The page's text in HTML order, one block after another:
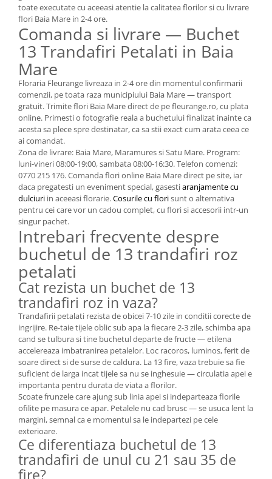
toate executate cu aceeasi atentie la calitatea florilor si cu livrare
flori Baia Mare in 2-4 ore.
Comanda si livrare — Buchet
13 Trandafiri Petalati in Baia
Mare
Floraria Fleurange livreaza in 2-4 ore din momentul confirmarii
comenzii, pe toata raza municipiului Baia Mare — transport
gratuit. Trimite flori Baia Mare direct de pe fleurange.ro, cu plata
online. Primesti o fotografie reala a buchetului finalizat inainte ca
acesta sa plece spre destinatar, ca sa stii exact cum arata ceea ce
ai comandat.
Zona de livrare: Baia Mare, Maramures si Satu Mare. Program:
luni-vineri 08:00-19:00, sambata 08:00-16:30. Telefon comenzi:
0770 215 176. Comanda flori online Baia Mare direct pe site, iar
daca pregatesti un eveniment special, gasestiaranjamente cu
dulciuri in aceeasi florarie.Cosurile cu florisunt o alternativa
pentru cei care vor un cadou complet, cu flori si accesorii intr-un
singur pachet.
Intrebari frecvente despre
buchetul de 13 trandafiri roz
petalati
Cat rezista un buchet de 13
trandafiri roz in vaza?
Trandafirii petalati rezista de obicei 7-10 zile in conditii corecte de
ingrijire. Re-taie tijele oblic sub apa la fiecare 2-3 zile, schimba apa
cand se tulbura si tine buchetul departe de fructe — etilena
accelereaza imbatranirea petalelor. Loc racoros, luminos, ferit de
soare direct si de surse de caldura. La 13 fire, vaza trebuie sa fie
suficient de larga incat tijele sa nu se inghesuie — circulatia apei e
importanta pentru durata de viata a florilor.
Scoate frunzele care ajung sub linia apei si indeparteaza florile
ofilite pe masura ce apar. Petalele nu cad brusc — se usuca lent la
margini, semnal ca e momentul sa le indepartezi pe cele
exterioare.
Ce diferentiaza buchetul de 13
trandafiri de unul cu 21 sau 35 de
fire?